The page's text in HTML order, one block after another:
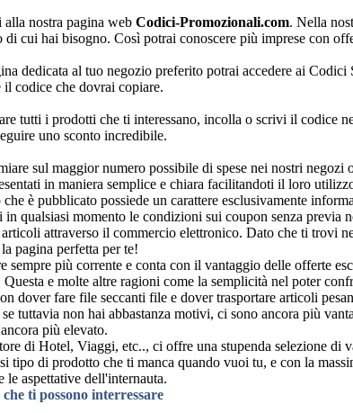
nostra pagina web Codici-Promozionali.com. Nella
cui hai bisogno. Così potrai conoscere più imprese con
dedicata al tuo negozio preferito potrai accedere ai
il codice che dovrai copiare.
tutti i prodotti che ti interessano, incolla o scrivi il codice
uno sconto incredibile.
sul maggior numero possibile di spese nei nostri
in maniera semplice e chiara facilitandoti il loro
è pubblicato possiede un carattere esclusivamente
qualsiasi momento le condizioni sui coupon senza previa
attraverso il commercio elettronico. Dato che ti trovi
pagina perfetta per te!
sempre più corrente e conta con il vantaggio delle offerte
e molte altre ragioni come la semplicità nel poter
dover fare file seccanti file e dover trasportare articoli
tuttavia non hai abbastanza motivi, ci sono ancora più
più elevato.
di Hotel, Viaggi, etc.., ci offre una stupenda selezione
tipo di prodotto che ti manca quando vuoi tu, e con la
le aspettative dell'internauta.
ti possono interressare